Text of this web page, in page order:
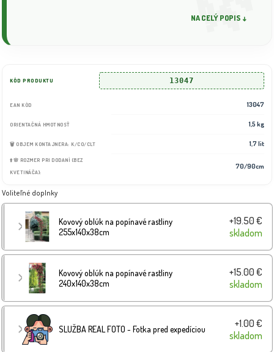
NA CELÝ POPIS ↓
KÓD PRODUKTU 13047
EAN KÓD 13047
ORIENTAČNÁ HMOTNOSŤ 1,5 kg
🗑️ OBJEM KONTAJNERA: K/CO/CLT 1,7 lit
⬆️🌸 ROZMER PRI DODANÍ (BEZ
KVETINÁČA):
70/90cm
Voliteľné doplnky
Kovový oblúk na popínavé rastliny
255x140x38cm
+19.50 €
skladom
Kovový oblúk na popínavé rastliny
240x140x38cm
+15.00 €
skladom
SLUŽBA REAL FOTO - Fotka pred expedíciou
+1.00 €
skladom